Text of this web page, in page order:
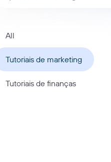
All
Tutoriais de marketing
Tutoriais de finanças